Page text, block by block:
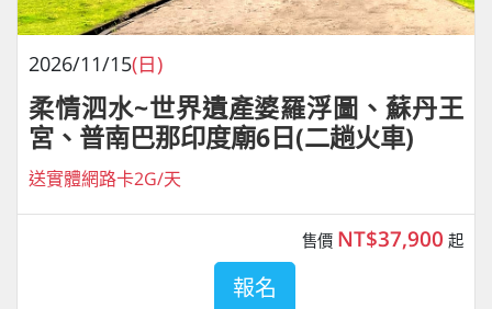
2026/11/15(日)
柔情泗水~世界遺產婆羅浮圖、蘇丹王
宮、普南巴那印度廟6日(二趟火車)
送實體網路卡2G/天
售價 NT$37,900 起
報名